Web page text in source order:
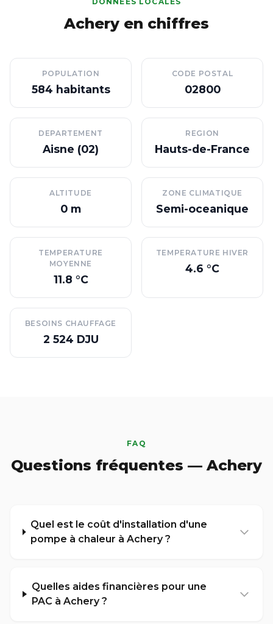
Achery en chiffres
POPULATION
584 habitants
CODE POSTAL
02800
DEPARTEMENT
Aisne (02)
REGION
Hauts-de-France
ALTITUDE
0 m
ZONE CLIMATIQUE
Semi-oceanique
TEMPERATURE
MOYENNE
11.8 °C
TEMPERATURE HIVER
4.6 °C
BESOINS CHAUFFAGE
2 524 DJU
FAQ
Questions fréquentes — Achery
Quel est le coût d'installation d'une
pompe à chaleur à Achery ?
Quelles aides financières pour une
PAC à Achery ?